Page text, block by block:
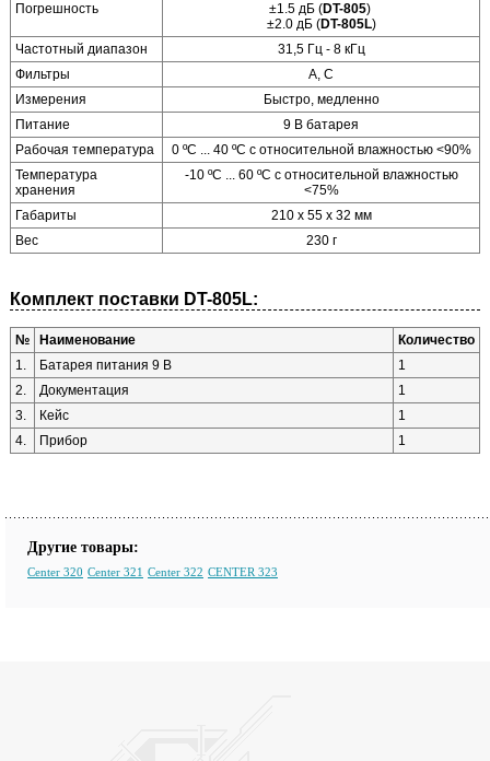
Погрешность
±1.5 дБ (DT-805)
±2.0 дБ (DT-805L)
Частотный диапазон
31,5 Гц - 8 кГц
Фильтры
А, С
Измерения
Быстро, медленно
Питание
9 В батарея
Рабочая температура
0 ºС ... 40 ºС с относительной влажностью <90%
Температура
хранения
-10 ºС ... 60 ºС с относительной влажностью
<75%
Габариты
210 х 55 х 32 мм
Вес
230 г
Комплект поставки DT-805L:
№ Наименование
Количество
1.
Батарея питания 9 В
1
2.
Документация
1
3.
Кейс
1
4.
Прибор 1
Другие товары:
Center 320 Center 321 Center 322 CENTER 323